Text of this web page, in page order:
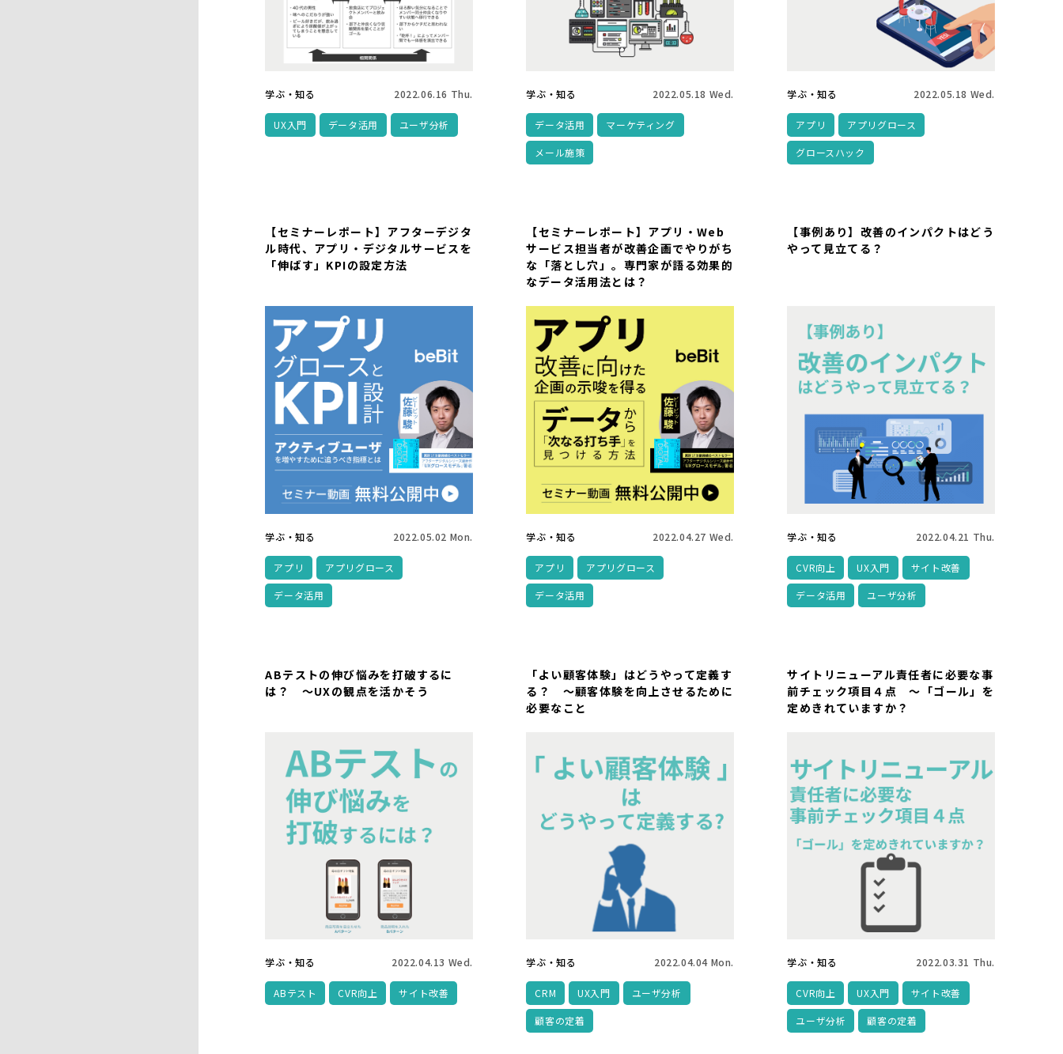
学ぶ・知る 2022.06.16 Thu.
UX入門 データ活用 ユーザ分析
学ぶ・知る 2022.05.18 Wed.
データ活用 マーケティング
メール施策
学ぶ・知る 2022.05.18 Wed.
アプリ アプリグロース
グロースハック
【セミナーレポート】アフターデジタ
ル時代、アプリ・デジタルサービスを
「伸ばす」KPIの設定方法
学ぶ・知る 2022.05.02 Mon.
アプリ アプリグロース
データ活用
【セミナーレポート】アプリ・Web
サービス担当者が改善企画でやりがち
な「落とし穴」。専門家が語る効果的
なデータ活用法とは？
学ぶ・知る 2022.04.27 Wed.
アプリ アプリグロース
データ活用
【事例あり】改善のインパクトはどう
やって見立てる？
学ぶ・知る 2022.04.21 Thu.
CVR向上 UX入門 サイト改善
データ活用 ユーザ分析
ABテストの伸び悩みを打破するに
は？ ～UXの観点を活かそう
学ぶ・知る 2022.04.13 Wed.
ABテスト CVR向上 サイト改善
「よい顧客体験」はどうやって定義す
る？ ～顧客体験を向上させるために
必要なこと
学ぶ・知る 2022.04.04 Mon.
CRM UX入門 ユーザ分析
顧客の定着
サイトリニューアル責任者に必要な事
前チェック項目４点 ～「ゴール」を
定めきれていますか？
学ぶ・知る 2022.03.31 Thu.
CVR向上 UX入門 サイト改善
ユーザ分析 顧客の定着